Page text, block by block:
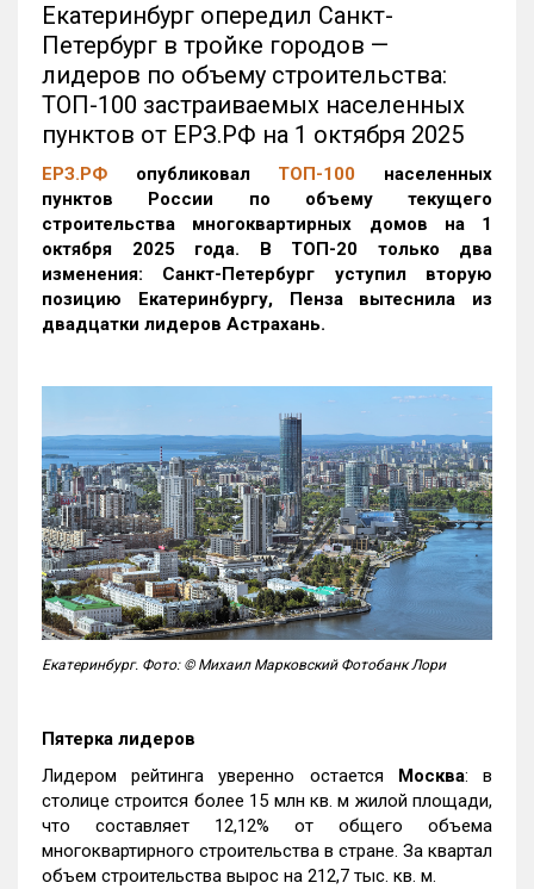
Екатеринбург опередил Санкт-
Петербург в тройке городов —
лидеров по объему строительства:
ТОП-100 застраиваемых населенных
пунктов от ЕРЗ.РФ на 1 октября 2025
ЕРЗ.РФ опубликовал ТОП-100 населенных
пунктов России по объему текущего
строительства многоквартирных домов на 1
октября 2025 года. В ТОП-20 только два
изменения: Санкт-Петербург уступил вторую
позицию Екатеринбургу, Пенза вытеснила из
двадцатки лидеров Астрахань.
Екатеринбург. Фото: © Михаил Марковский Фотобанк Лори
Пятерка лидеров
Лидером рейтинга уверенно остается Москва: в
столице строится более 15 млн кв. м жилой площади,
что составляет 12,12% от общего объема
многоквартирного строительства в стране. За квартал
объем строительства вырос на 212,7 тыс. кв. м.